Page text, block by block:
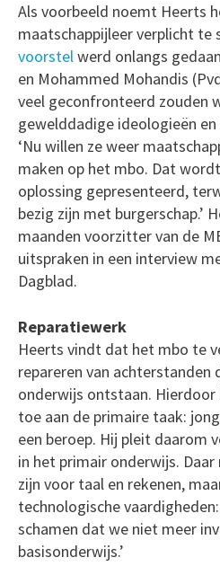
Als voorbeeld noemt Heerts
maatschappijleer verplicht te
voorstelwerd onlangs
en Mohammed Mohandis
veel geconfronteerd zouden
gewelddadige ideologieën
‘Nu willen ze weer
maken op het mbo. Dat
oplossing gepresenteerd,
bezig zijn met burgerschap.’
maanden voorzitter van de
uitspraken in een interview
Dagblad.
Reparatiewerk
Heerts vindt dat het mbo te
repareren van
onderwijs ontstaan.
toe aan de primaire taak:
een beroep. Hij pleit daarom
in het primair onderwijs.
zijn voor taal en rekenen,
technologische
schamen dat we niet meer
basisonderwijs.’